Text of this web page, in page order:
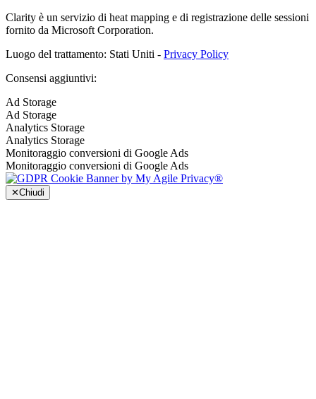
Clarity è un servizio di heat mapping e di registrazione delle sessioni
fornito da Microsoft Corporation.
Luogo del trattamento: Stati Uniti - Privacy Policy
Consensi aggiuntivi:
Ad Storage
Ad Storage
Analytics Storage
Analytics Storage
Monitoraggio conversioni di Google Ads
Monitoraggio conversioni di Google Ads
✕Chiudi